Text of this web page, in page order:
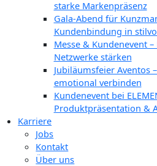
starke Markenpräsenz
Gala-Abend für
Kundenbindung in
Messe & Kundenevent
Netzwerke stärken
Jubiläumsfeier Aventos
emotional verbinden
Kundenevent bei
Produktpräsentation &
Karriere
Jobs
Kontakt
Über uns